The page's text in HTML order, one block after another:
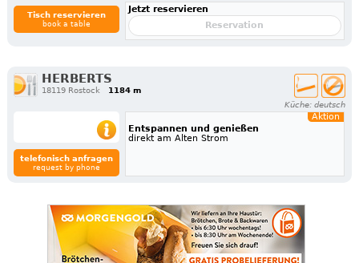
Tisch reservieren
book a table
Jetzt reservieren
Reservation
HERBERTS
18119 Rostock
1184 m
Küche: deutsch
telefonisch anfragen
request by phone
Aktion
Entspannen und genießen
direkt am Alten Strom